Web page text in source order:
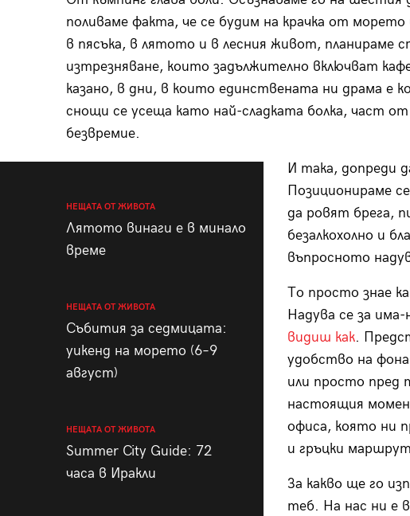
поливаме факта, че се будим на крачка от
в пясъка, в лятото и в лесния живот, планираме
изтрезняване, които задължително включват
казано, в дни, в които единствената ни драма е
снощи се усеща като най-сладката болка, част
безвремие.
НЕЩАТА ОТ ЖИВОТА
Лятото винаги е в минало
време
НЕЩАТА ОТ ЖИВОТА
Събития за седмицата:
уикенд на морето (6–9
август)
НЕЩАТА ОТ ЖИВОТА
Summer City Guide: 72
часа в Иракли
И така, допреди
Позиционираме
да ровят брега,
безалкохолно и
въпросното
То просто знае
Надува се за има-
видиш как.
удобство на
или просто пред
настоящия
офиса, която ни
и гръцки
За какво ще го
теб. На нас ни е